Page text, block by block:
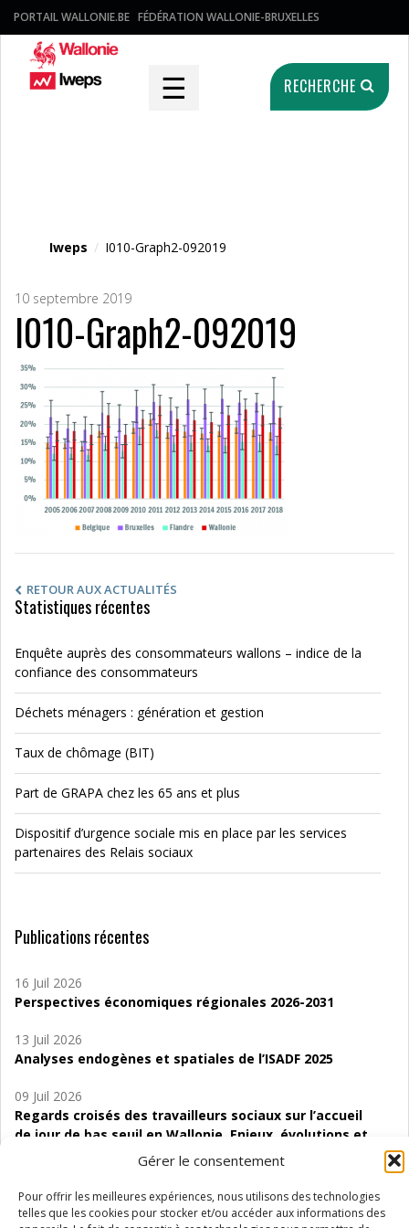
Gérer le consentement
Pour offrir les meilleures expériences, nous utilisons des technologies
telles que les cookies pour stocker et/ou accéder aux informations des
PORTAIL WALLONIE.BE FÉDÉRATION WALLONIE-BRUXELLES
☰ RECHERCHE
Iweps / I010-Graph2-092019
10 septembre 2019
I010-Graph2-092019
RETOUR AUX ACTUALITÉS
Statistiques récentes
Enquête auprès des consommateurs wallons – indice de la
confiance des consommateurs
Déchets ménagers : génération et gestion
Taux de chômage (BIT)
Part de GRAPA chez les 65 ans et plus
Dispositif d’urgence sociale mis en place par les services
partenaires des Relais sociaux
Publications récentes
16 Juil 2026
Perspectives économiques régionales 2026-2031
13 Juil 2026
Analyses endogènes et spatiales de l’ISADF 2025
09 Juil 2026
Regards croisés des travailleurs sociaux sur l’accueil
de jour de bas seuil en Wallonie. Enjeux, évolutions et
06 Juil 2026
Étude d’évaluabilité des Structures